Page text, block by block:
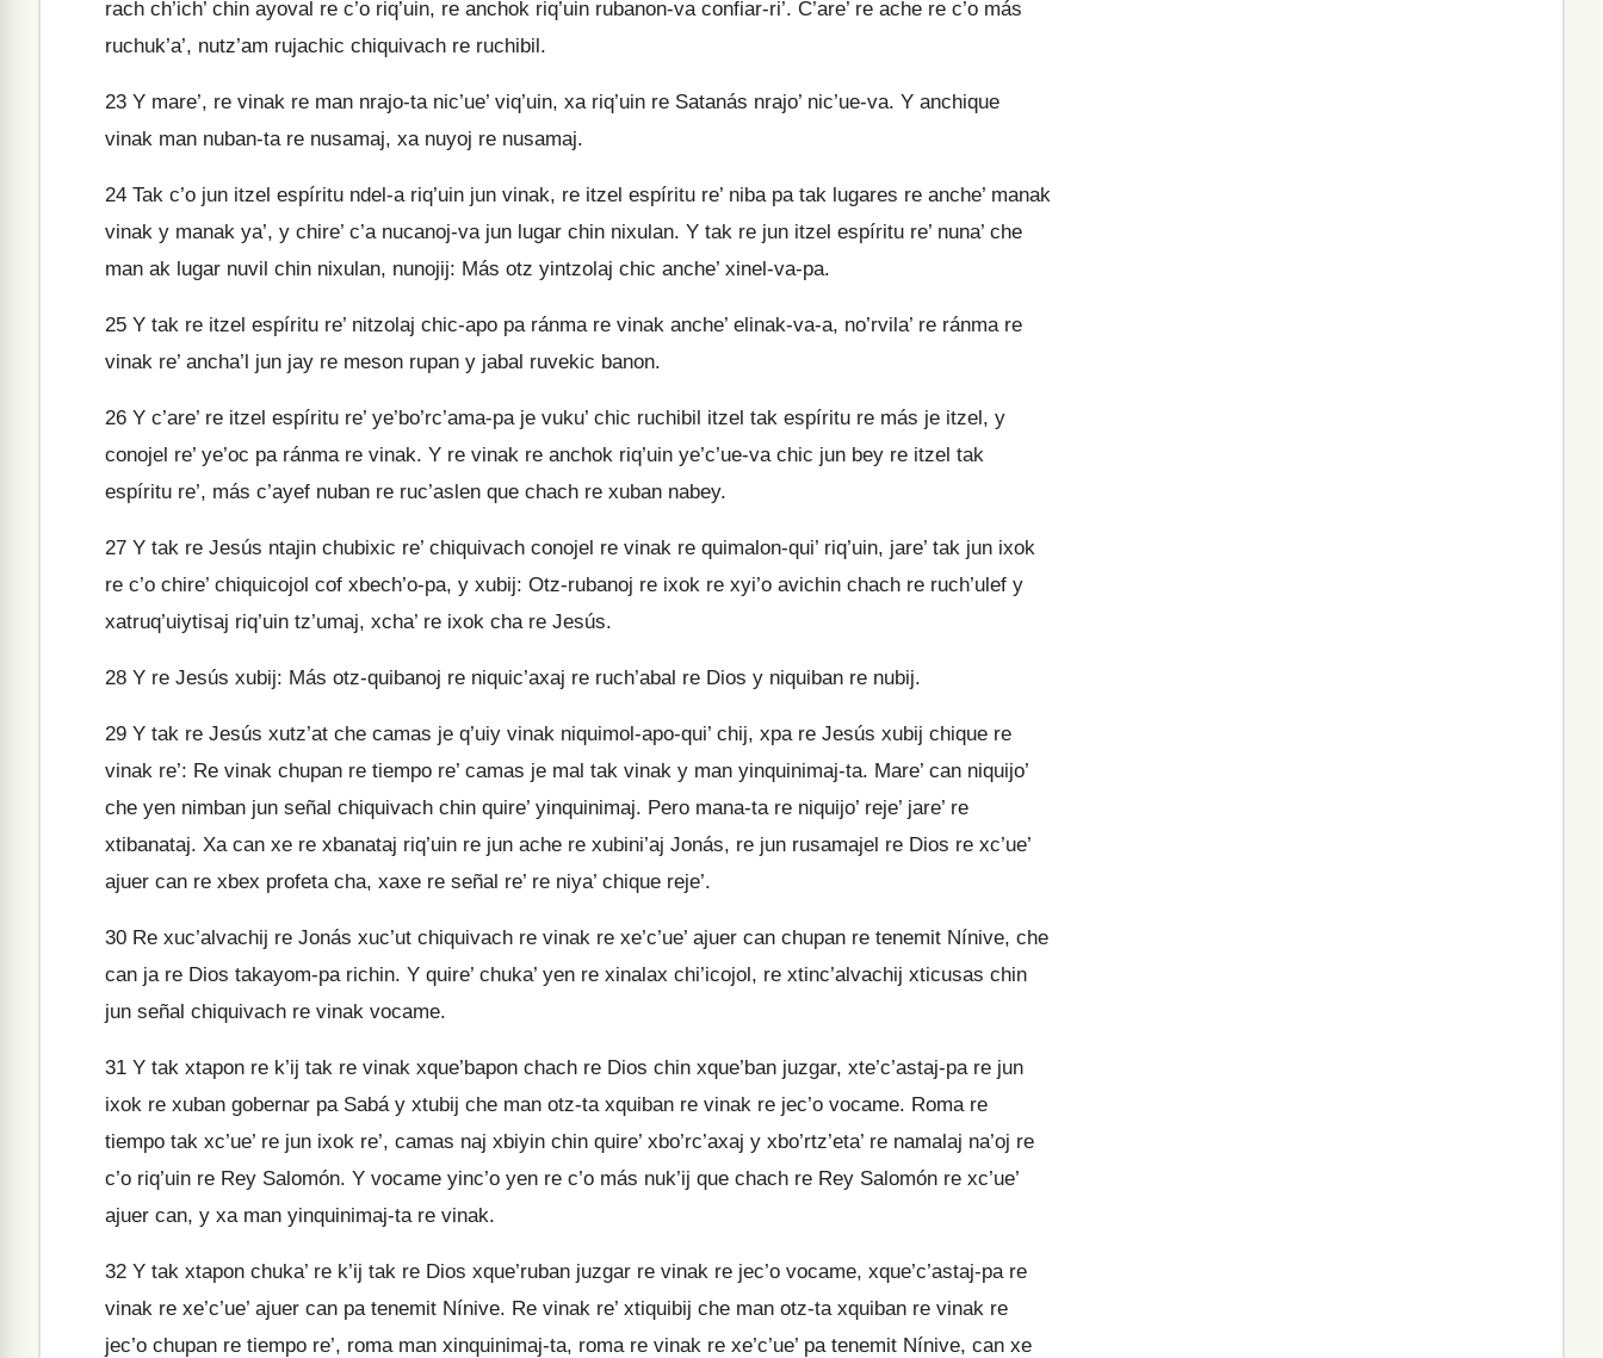
rach ch’ich’ chin ayoval re c’o riq’uin, re anchok riq’uin rubanon-va confiar-ri’. C’are’ re ache re c’o más
ruchuk’a’, nutz’am rujachic chiquivach re ruchibil.
23 Y mare’, re vinak re man nrajo-ta nic’ue’ viq’uin, xa riq’uin re Satanás nrajo’ nic’ue-va. Y anchique
vinak man nuban-ta re nusamaj, xa nuyoj re nusamaj.
24 Tak c’o jun itzel espíritu ndel-a riq’uin jun vinak, re itzel espíritu re’ niba pa tak lugares re anche’ manak
vinak y manak ya’, y chire’ c’a nucanoj-va jun lugar chin nixulan. Y tak re jun itzel espíritu re’ nuna’ che
man ak lugar nuvil chin nixulan, nunojij: Más otz yintzolaj chic anche’ xinel-va-pa.
25 Y tak re itzel espíritu re’ nitzolaj chic-apo pa ránma re vinak anche’ elinak-va-a, no’rvila’ re ránma re
vinak re’ ancha’l jun jay re meson rupan y jabal ruvekic banon.
26 Y c’are’ re itzel espíritu re’ ye’bo’rc’ama-pa je vuku’ chic ruchibil itzel tak espíritu re más je itzel, y
conojel re’ ye’oc pa ránma re vinak. Y re vinak re anchok riq’uin ye’c’ue-va chic jun bey re itzel tak
espíritu re’, más c’ayef nuban re ruc’aslen que chach re xuban nabey.
27 Y tak re Jesús ntajin chubixic re’ chiquivach conojel re vinak re quimalon-qui’ riq’uin, jare’ tak jun ixok
re c’o chire’ chiquicojol cof xbech’o-pa, y xubij: Otz-rubanoj re ixok re xyi’o avichin chach re ruch’ulef y
xatruq’uiytisaj riq’uin tz’umaj, xcha’ re ixok cha re Jesús.
28 Y re Jesús xubij: Más otz-quibanoj re niquic’axaj re ruch’abal re Dios y niquiban re nubij.
29 Y tak re Jesús xutz’at che camas je q’uiy vinak niquimol-apo-qui’ chij, xpa re Jesús xubij chique re
vinak re’: Re vinak chupan re tiempo re’ camas je mal tak vinak y man yinquinimaj-ta. Mare’ can niquijo’
che yen nimban jun señal chiquivach chin quire’ yinquinimaj. Pero mana-ta re niquijo’ reje’ jare’ re
xtibanataj. Xa can xe re xbanataj riq’uin re jun ache re xubini’aj Jonás, re jun rusamajel re Dios re xc’ue’
ajuer can re xbex profeta cha, xaxe re señal re’ re niya’ chique reje’.
30 Re xuc’alvachij re Jonás xuc’ut chiquivach re vinak re xe’c’ue’ ajuer can chupan re tenemit Nínive, che
can ja re Dios takayom-pa richin. Y quire’ chuka’ yen re xinalax chi’icojol, re xtinc’alvachij xticusas chin
jun señal chiquivach re vinak vocame.
31 Y tak xtapon re k’ij tak re vinak xque’bapon chach re Dios chin xque’ban juzgar, xte’c’astaj-pa re jun
ixok re xuban gobernar pa Sabá y xtubij che man otz-ta xquiban re vinak re jec’o vocame. Roma re
tiempo tak xc’ue’ re jun ixok re’, camas naj xbiyin chin quire’ xbo’rc’axaj y xbo’rtz’eta’ re namalaj na’oj re
c’o riq’uin re Rey Salomón. Y vocame yinc’o yen re c’o más nuk’ij que chach re Rey Salomón re xc’ue’
ajuer can, y xa man yinquinimaj-ta re vinak.
32 Y tak xtapon chuka’ re k’ij tak re Dios xque’ruban juzgar re vinak re jec’o vocame, xque’c’astaj-pa re
vinak re xe’c’ue’ ajuer can pa tenemit Nínive. Re vinak re’ xtiquibij che man otz-ta xquiban re vinak re
jec’o chupan re tiempo re’, roma man xinquinimaj-ta, roma re vinak re xe’c’ue’ pa tenemit Nínive, can xe